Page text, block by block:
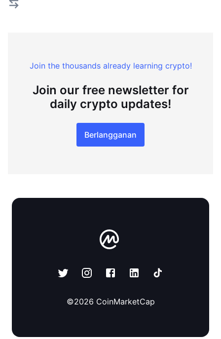
Join the thousands already learning crypto!
Join our free newsletter for
daily crypto updates!
Berlangganan
©2026 CoinMarketCap